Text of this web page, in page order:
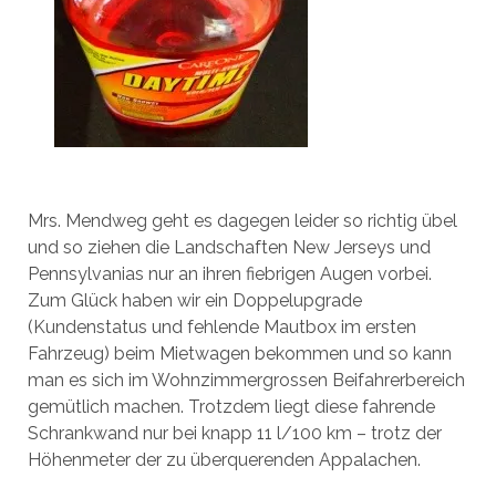
Mrs. Mendweg geht es dagegen leider so richtig übel
und so ziehen die Landschaften New Jerseys und
Pennsylvanias nur an ihren fiebrigen Augen vorbei.
Zum Glück haben wir ein Doppelupgrade
(Kundenstatus und fehlende Mautbox im ersten
Fahrzeug) beim Mietwagen bekommen und so kann
man es sich im Wohnzimmergrossen Beifahrerbereich
gemütlich machen. Trotzdem liegt diese fahrende
Schrankwand nur bei knapp 11 l/100 km – trotz der
Höhenmeter der zu überquerenden Appalachen.